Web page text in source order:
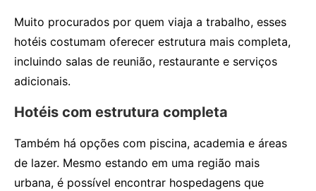
Muito procurados por quem viaja a trabalho, esses
hotéis costumam oferecer estrutura mais completa,
incluindo salas de reunião, restaurante e serviços
adicionais.
Hotéis com estrutura completa
Também há opções com piscina, academia e áreas
de lazer. Mesmo estando em uma região mais
urbana, é possível encontrar hospedagens que